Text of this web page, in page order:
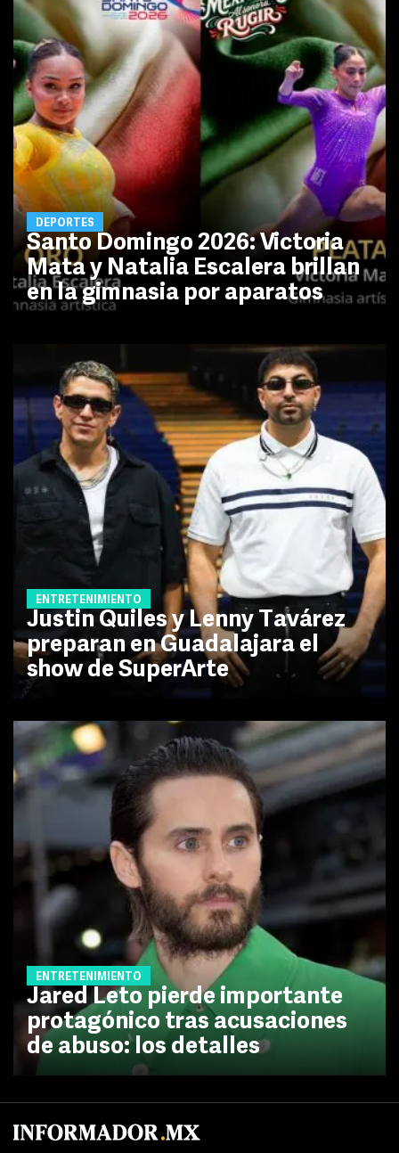
DEPORTES
Santo Domingo 2026: Victoria
Mata y Natalia Escalera brillan
en la gimnasia por aparatos
ENTRETENIMIENTO
Justin Quiles y Lenny Tavárez
preparan en Guadalajara el
show de SuperArte
ENTRETENIMIENTO
Jared Leto pierde importante
protagónico tras acusaciones
de abuso: los detalles